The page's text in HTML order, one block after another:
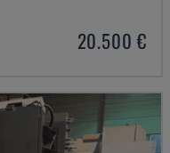
20.500 €